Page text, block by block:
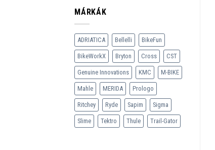
MÁRKÁK
ADRIATICA Bellelli BikeFun
BikeWorkX Bryton Cross CST
Genuine Innovations KMC M-BIKE
Mahle MERIDA Prologo
Ritchey Ryde Sapim Sigma
Slime Tektro Thule Trail-Gator